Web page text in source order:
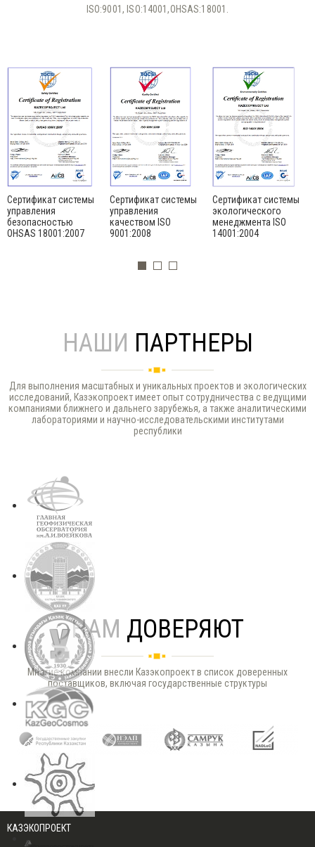
ISO:9001, ISO:14001,OHSAS:18001.
Сертификат системы
управления
безопасностью
OHSAS 18001:2007
Сертификат системы
управления
качеством ISO
9001:2008
Сертификат системы
экологического
менеджмента ISO
14001:2004
НАШИ ПАРТНЕРЫ
Для выполнения масштабных и уникальных проектов и экологических
исследований, Казэкопроект имеет опыт сотрудничества с ведущими
компаниями ближнего и дальнего зарубежья, а также аналитическими
лабораториями и научно-исследовательскими институтами
республики
НАМ ДОВЕРЯЮТ
Многие компании внесли Казэкопроект в список доверенных
поставщиков, включая государственные структуры
КАЗЭКОПРОЕКТ